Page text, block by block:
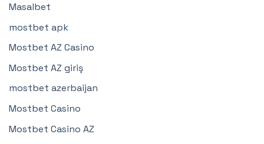
Masalbet
mostbet apk
Mostbet AZ Casino
Mostbet AZ giriş
mostbet azerbaijan
Mostbet Casino
Mostbet Casino AZ